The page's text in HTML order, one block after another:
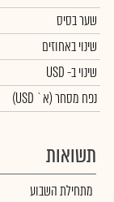
שער בסיס
שינוי באחוזים
שינויב- USD
נפח מסחר(א` USD)
תשואות
מתחילת השבוע